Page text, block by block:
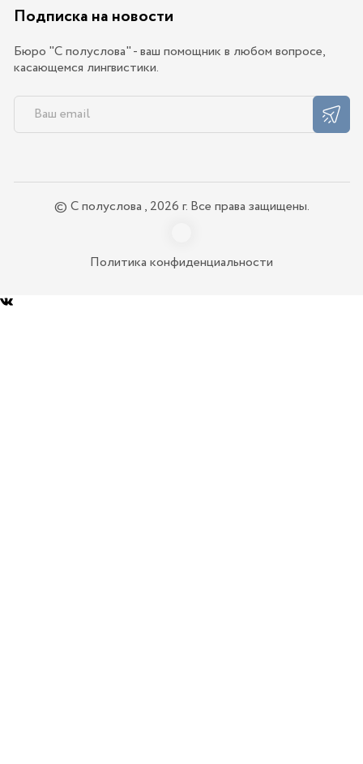
Подписка на новости
Бюро "С полуслова" - ваш помощник в любом вопросе,
касающемся лингвистики.
© С полуслова , 2026 г. Все права защищены.
Политика конфиденциальности